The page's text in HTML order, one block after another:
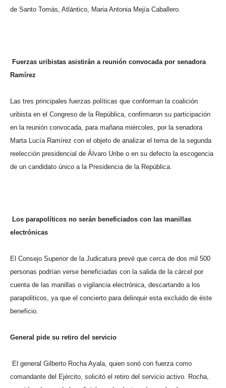
de Santo Tomás, Atlántico, Maria Antonia Mejía Caballero.
Fuerzas uribistas asistirán a reunión convocada por senadora
Ramírez
Las tres principales fuerzas políticas que conforman la coalición
uribista en el Congreso de la República, confirmaron su participación
en la reunión convocada, para mañana miércoles, por la senadora
Marta Lucía Ramírez con el objeto de analizar el tema de la segunda
reelección presidencial de Álvaro Uribe o en su defecto la escogencia
de un candidato único a la Presidencia de la República.
Los parapolíticos no serán beneficiados con las manillas
electrónicas
El Consejo Superior de la Judicatura prevé que cerca de dos mil 500
personas podrían verse beneficiadas con la salida de la cárcel por
cuenta de las manillas o vigilancia electrónica, descartando a los
parapoliticos, ya que el concierto para delinquir esta excluido de éste
beneficio.
General pide su retiro del servicio
El general Gilberto Rocha Ayala, quien sonó con fuerza como
comandante del Ejército, solicitó el retiro del servicio activo. Rocha,